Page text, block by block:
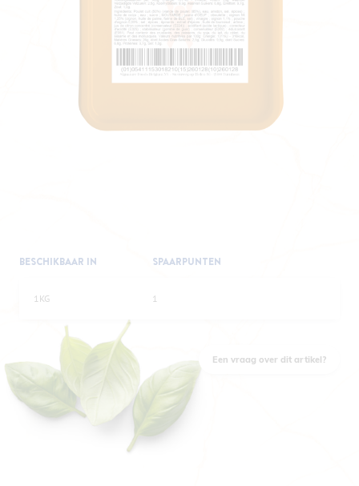
BESCHIKBAAR IN SPAARPUNTEN
1KG 1
Een vraag over dit artikel?